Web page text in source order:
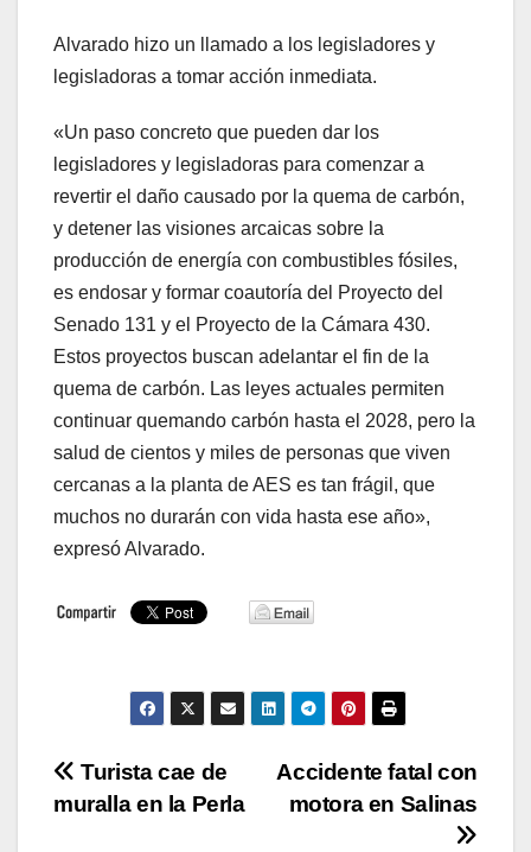
Alvarado hizo un llamado a los legisladores y
legisladoras a tomar acción inmediata.
«Un paso concreto que pueden dar los
legisladores y legisladoras para comenzar a
revertir el daño causado por la quema de carbón,
y detener las visiones arcaicas sobre la
producción de energía con combustibles fósiles,
es endosar y formar coautoría del Proyecto del
Senado 131 y el Proyecto de la Cámara 430.
Estos proyectos buscan adelantar el fin de la
quema de carbón. Las leyes actuales permiten
continuar quemando carbón hasta el 2028, pero la
salud de cientos y miles de personas que viven
cercanas a la planta de AES es tan frágil, que
muchos no durarán con vida hasta ese año»,
expresó Alvarado.
Navegación
Accidente fatal con
motora en Salinas
Turista cae de
muralla en la Perla